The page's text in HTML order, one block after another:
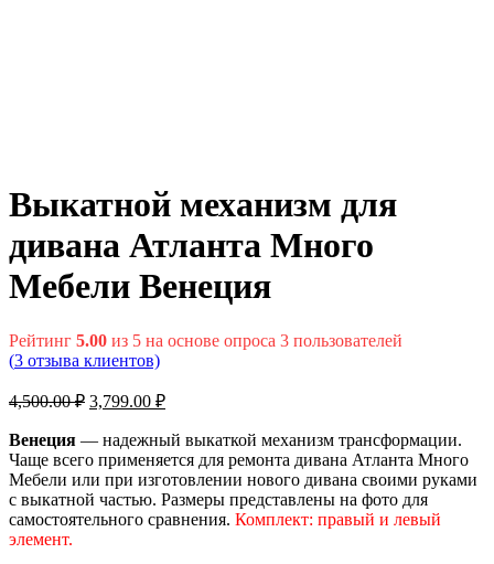
Выкатной механизм для
дивана Атланта Много
Мебели Венеция
Рейтинг 5.00 из 5 на основе опроса 3 пользователей
(3 отзыва клиентов)
4,500.00₽ Первоначальная
составляла
4,500.00 ₽.
3,799.00 ₽Текущая
3,799.00 ₽.
Венеция — надежный выкаткой механизм трансформации.
Чаще всего применяется для ремонта дивана Атланта Много
Мебели или при изготовлении нового дивана своими руками
с выкатной частью. Размеры представлены на фото для
самостоятельного сравнения. Комплект: правый и левый
элемент.